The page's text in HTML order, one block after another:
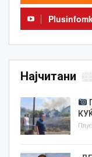
Најчитани